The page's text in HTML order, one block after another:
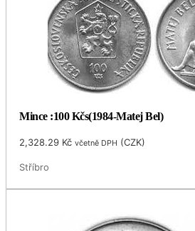
Mince :100 Kčs(1984-Matej Bel)
2,328.29 Kč včetně DPH (CZK)
Stříbro